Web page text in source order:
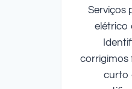
Serviços
elétrico
corrigimos
curto